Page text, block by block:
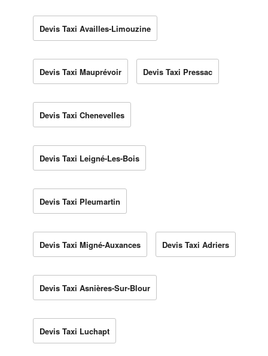
Devis Taxi Availles-Limouzine
Devis Taxi Mauprévoir Devis Taxi Pressac
Devis Taxi Chenevelles
Devis Taxi Leigné-Les-Bois
Devis Taxi Pleumartin
Devis Taxi Migné-Auxances Devis Taxi Adriers
Devis Taxi Asnières-Sur-Blour
Devis Taxi Luchapt